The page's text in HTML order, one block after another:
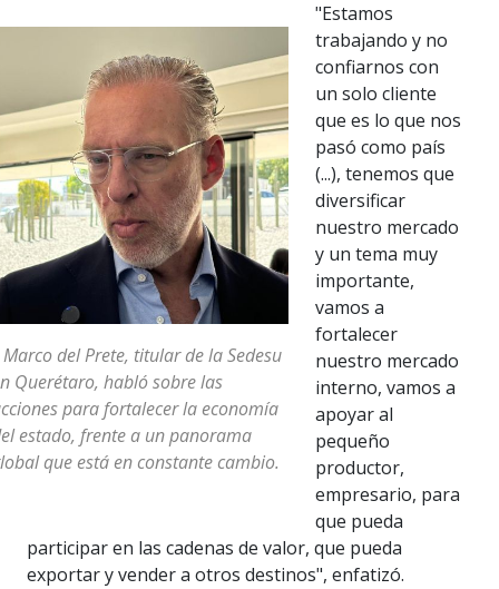
Marco del Prete, titular de la Sedesu
Querétaro, habló sobre las
para fortalecer la economía
estado, frente a un panorama
que está en constante cambio.
"Estamos
trabajando y no
confiarnos con
un solo cliente
que es lo que nos
pasó como país
(...), tenemos que
diversificar
nuestro mercado
y un tema muy
importante,
vamos a
fortalecer
nuestro mercado
interno, vamos a
apoyar al
pequeño
productor,
empresario, para
que pueda
participar en las cadenas de valor, que pueda
exportar y vender a otros destinos", enfatizó.